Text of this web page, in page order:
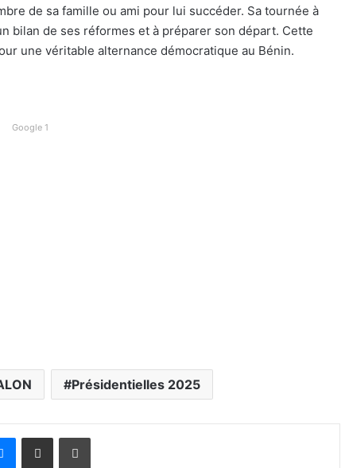
de sa famille ou ami pour lui succéder. Sa tournée à
bilan de ses réformes et à préparer son départ. Cette
une véritable alternance démocratique au Bénin.
Google 1
Présidentielles 2025
MessengerPartager par email Imprimer